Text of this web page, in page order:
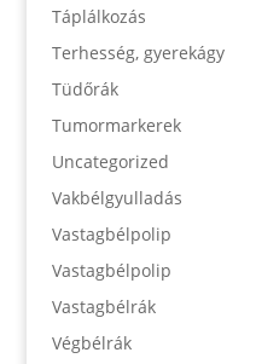
Táplálkozás
Terhesség, gyerekágy
Tüdőrák
Tumormarkerek
Uncategorized
Vakbélgyulladás
Vastagbélpolip
Vastagbélpolip
Vastagbélrák
Végbélrák